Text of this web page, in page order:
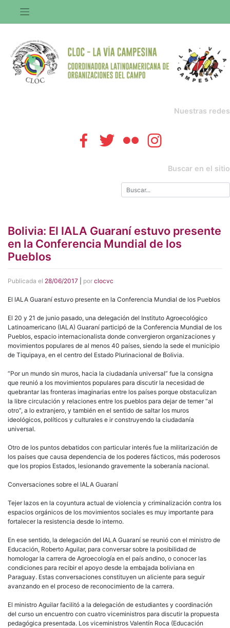
contenido
Nuestras redes
Buscar en el sitio
Bolivia: El IALA Guaraní estuvo presente
en la Conferencia Mundial de los
Pueblos
Publicada el 28/06/2017 por clocvc
El IALA Guaraní estuvo presente en la Conferencia Mundial de los Pueblos
El 20 y 21 de junio pasado, una delegación del Instituto Agroecológico
Latinoamericano (IALA) Guaraní participó de la Conferencia Mundial de los
Pueblos, espacio internacionalista donde convergieron organizaciones y
movimientos populares de al menos 40 países, siendo la sede el municipio
de Tiquipaya, en el centro del Estado Plurinacional de Bolivia.
“Por un mundo sin muros, hacia la ciudadanía universal” fue la consigna
que reunió a los movimientos populares para discutir la necesidad de
quebrantar las fronteras imaginarias entre los países porque obstaculizan
la libre circulación y relaciones entre los pueblos para dejar de temer “al
otro”, a lo extranjero, y también en el sentido de saltar los muros
ideológicos, políticos y culturales e ir construyendo la ciudadanía
universal.
Otro de los puntos debatidos con particular interés fue la militarización de
los países que causa dependencia de los poderes fácticos, más poderosos
que los propios Estados, lesionando gravemente la soberanía nacional.
Conversaciones sobre el IALA Guaraní
Tejer lazos en la coyuntura actual de violencia y criminalización contra los
espacios orgánicos de los movimientos sociales es muy importante para
fortalecer la resistencia desde lo interno.
En ese sentido, la delegación del IALA Guaraní se reunió con el ministro de
Educación, Roberto Aguilar, para conversar sobre la posibilidad de
homologar la carrera de Agroecología en el país andino, o conocer las
condiciones para recibir el apoyo desde la embajada boliviana en
Paraguay. Estas conversaciones constituyen un aliciente para seguir
avanzando en el proceso de reconocimiento de la carrera.
El ministro Aguilar facilitó a la delegación de estudiantes y coordinación
del curso un encuentro con cuatro viceministros para discutir la propuesta
pedagógica presentada. Los viceministros Valentín Roca (Educación